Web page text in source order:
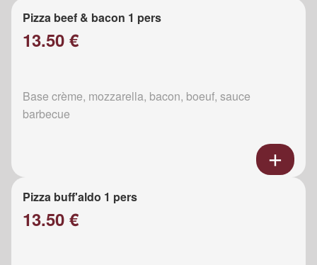
Pizza beef & bacon 1 pers
13.50 €
Base crème, mozzarella, bacon, boeuf, sauce
barbecue
Pizza buff'aldo 1 pers
13.50 €